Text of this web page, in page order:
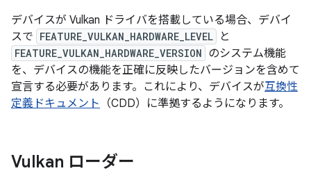
デバイスが Vulkan ドライバを搭載している場合、デバイ
スで FEATURE_VULKAN_HARDWARE_LEVEL と
FEATURE_VULKAN_HARDWARE_VERSION のシステム機能
を、デバイスの機能を正確に反映したバージョンを含めて
宣言する必要があります。これにより、デバイスが互換性
定義ドキュメント （CDD）に準拠するようになります。
Vulkan ローダー